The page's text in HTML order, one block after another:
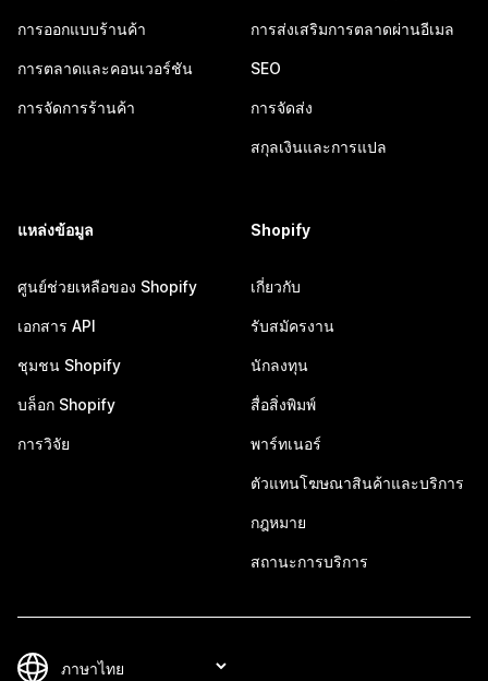
การออกแบบร้านค้า
การตลาดและคอนเวอร์ชัน
การจัดการร้านค้า
การส่งเสริมการตลาดผ่านอีเมล
SEO
การจัดส่ง
สกุลเงินและการแปล
แหล่งข้อมูล
ศูนย์ช่วยเหลือของ Shopify
เอกสาร API
ชุมชน Shopify
บล็อก Shopify
การวิจัย
Shopify
เกี่ยวกับ
รับสมัครงาน
นักลงทุน
สื่อสิ่งพิมพ์
พาร์ทเนอร์
ตัวแทนโฆษณาสินค้าและบริการ
กฎหมาย
สถานะการบริการ